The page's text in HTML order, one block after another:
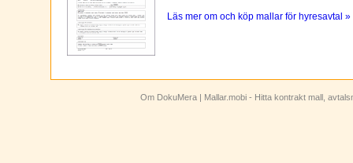
Läs mer om och köp mallar för hyresavtal »
Om DokuMera | Mallar.mobi - Hitta kontrakt mall,